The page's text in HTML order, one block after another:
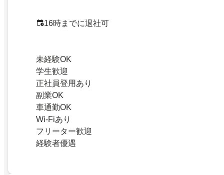
16時までに退社可
未経験OK
学生歓迎
正社員登用あり
副業OK
車通勤OK
Wi-Fiあり
フリーター歓迎
経験者優遇